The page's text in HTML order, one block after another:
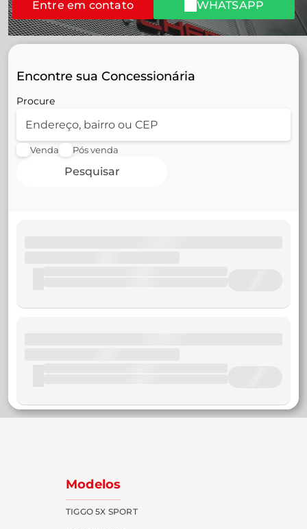
Entre em contato WHATSAPP
Encontre sua Concessionária
Procure
Venda Pós venda
Pesquisar
Modelos
TIGGO 5X SPORT